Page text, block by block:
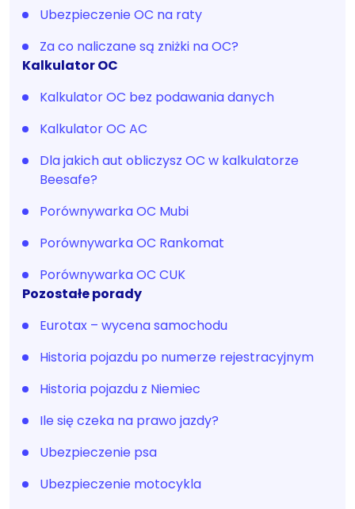
Ubezpieczenie OC na raty
Za co naliczane są zniżki na OC?
Kalkulator OC
Kalkulator OC bez podawania danych
Kalkulator OC AC
Dla jakich aut obliczysz OC w kalkulatorze
Beesafe?
Porównywarka OC Mubi
Porównywarka OC Rankomat
Porównywarka OC CUK
Pozostałe porady
Eurotax – wycena samochodu
Historia pojazdu po numerze rejestracyjnym
Historia pojazdu z Niemiec
Ile się czeka na prawo jazdy?
Ubezpieczenie psa
Ubezpieczenie motocykla